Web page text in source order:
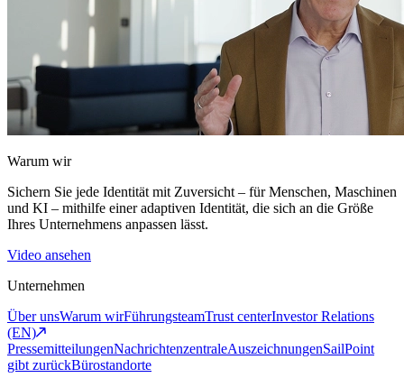
Warum wir
Sichern Sie jede Identität mit Zuversicht – für Menschen, Maschinen
und KI – mithilfe einer adaptiven Identität, die sich an die Größe
Ihres Unternehmens anpassen lässt.
Video ansehen
Unternehmen
Über unsWarum wirFührungsteamTrust centerInvestor Relations
(EN)
PressemitteilungenNachrichtenzentraleAuszeichnungenSailPoint
gibt zurückBürostandorte